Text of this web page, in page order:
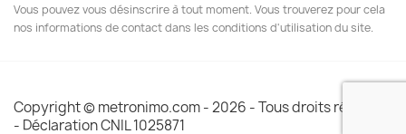
Vous pouvez vous désinscrire à tout moment. Vous trouverez pour cela
nos informations de contact dans les conditions d'utilisation du site.
Copyright © metronimo.com - 2026 - Tous droits réservés
- Déclaration CNIL 1025871